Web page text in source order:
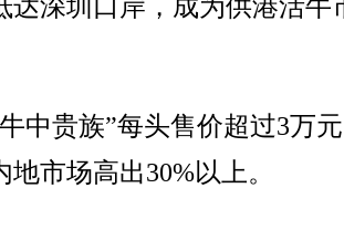
达深圳口岸，成为供港活牛
贵族”每头售价超过3万
市场高出30%以上。